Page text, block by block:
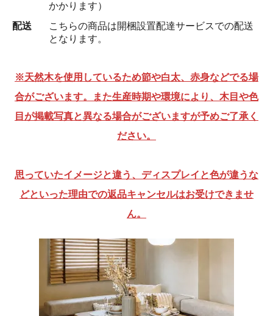
かかります）
配送
こちらの商品は開梱設置配達サービスでの配送
となります。
※天然木を使用しているため節や白太、赤身などでる場
合がございます。また生産時期や環境により、木目や色
目が掲載写真と異なる場合がございますが予めご了承く
ださい。
思っていたイメージと違う、ディスプレイと色が違うな
どといった理由での返品キャンセルはお受けできませ
ん。